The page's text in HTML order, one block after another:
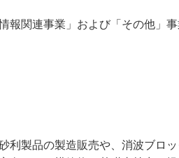
報関連事業」および「その他」
利製品の製造販売や、消波ブロ